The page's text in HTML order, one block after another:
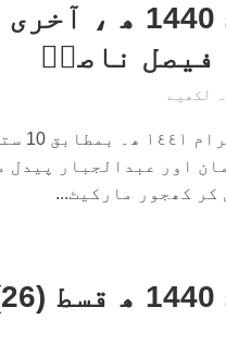
فیصل ناصرؔ
لکھیے
اور عبدالجبار پیدل